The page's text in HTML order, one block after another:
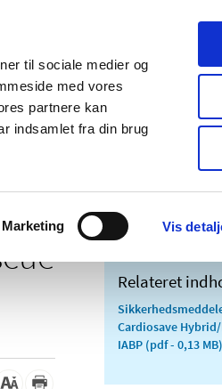
til sociale medier og
med vores
partnere kan
indsamlet fra din brug
Marketing Vis
Kontakt Udgivelser
Medicinsk
Særlige
Relateret
Cardiosave Hybrid/
IABP (pdf - 0,13 MB)